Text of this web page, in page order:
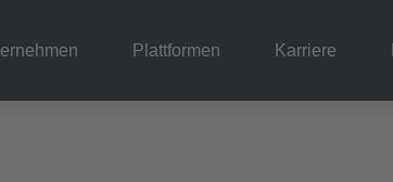
Plattformen Karriere